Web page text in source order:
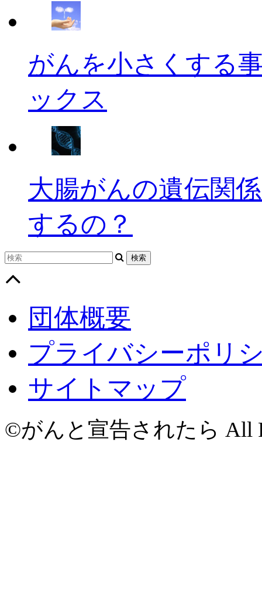
がんを小さくする
ックス
大腸がんの遺伝関
するの？
団体概要
プライバシーポリ
サイトマップ
©がんと宣告されたら All